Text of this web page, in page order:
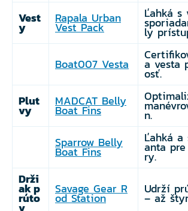
Vest
y
Rapala Urban
Vest Pack
Ľahká s
ly
Boat007 Vesta
a vesta
osť.
Plut
vy
MADCAT Belly
Boat Fins
n.
Sparrow Belly
Boat Fins
Ľahká
anta
ry.
Drži
ak p
rúto
Savage Gear R
od Station
Udrží
– až